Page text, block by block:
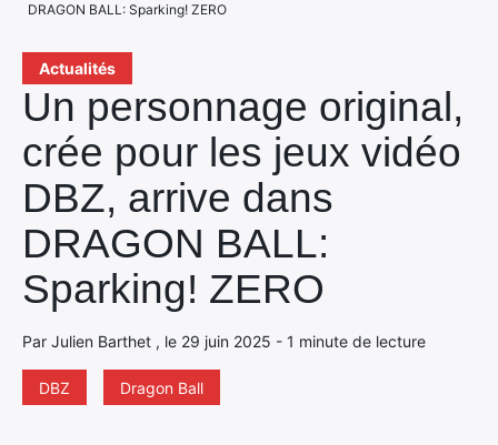
Actualités
Un personnage original,
crée pour les jeux vidéo
DBZ, arrive dans
DRAGON BALL:
Sparking! ZERO
Par Julien Barthet , le 29 juin 2025 - 1 minute de lecture
DBZ Dragon Ball
DRAGON BALL: Sparking! ZERO